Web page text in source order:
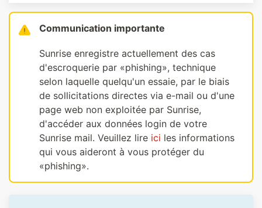
Communication importante
Sunrise enregistre actuellement des cas
d'escroquerie par «phishing», technique
selon laquelle quelqu'un essaie, par le biais
de sollicitations directes via e-mail ou d'une
page web non exploitée par Sunrise,
d'accéder aux données login de votre
Sunrise mail. Veuillez lire ici les informations
qui vous aideront à vous protéger du
«phishing».